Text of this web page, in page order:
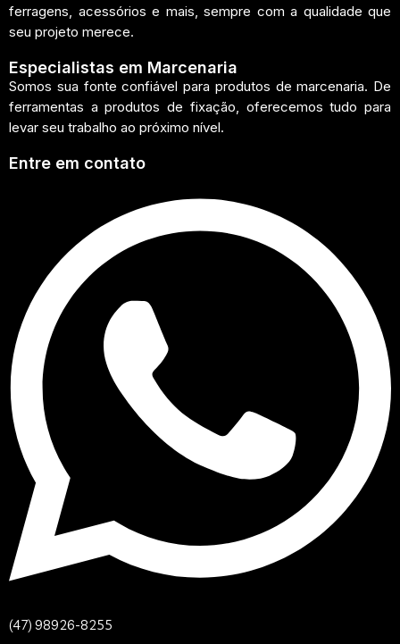
ferragens, acessórios e mais, sempre com a qualidade que
seu projeto merece.
Especialistas em Marcenaria
Somos sua fonte confiável para produtos de marcenaria. De
ferramentas a produtos de fixação, oferecemos tudo para
levar seu trabalho ao próximo nível.
Entre em contato
(47) 98926-8255